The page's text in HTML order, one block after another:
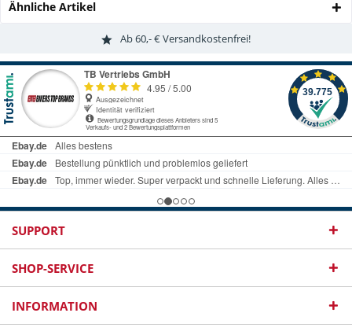
Ähnliche Artikel
Ab 60,- € Versandkostenfrei!
SUPPORT
SHOP-SERVICE
INFORMATION